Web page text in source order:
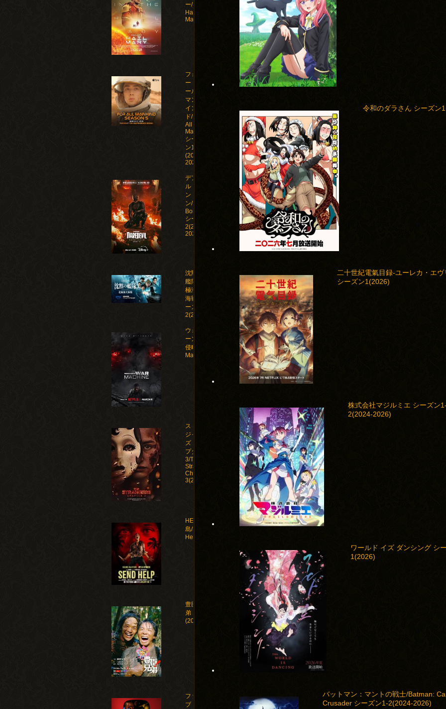
ー/Project
Hail
Mary(2026)
フォ
ー・オ
ール・
マンカ
イン
ド/For
All
Mankind
シーズ
ン1-5
(2019-
2026)
デアデビ
ル：ボー
ン・アゲイ
ン/Daredevil:
Born Again
シーズン1-
2(2025-
2026)
沈黙の
艦隊 北
極海大
海戦 シ
ーズン
2(2026)
ウォー・マシ
ーン: 未知なる
侵略者/War
Machine(2026)
ストレン
ジャー
ズ：チャ
プター
3/The
Strangers:
Chapter
3(2026)
HELP 復讐
島/Send
Help(2026)
豊臣兄
弟！
(2026)
ファイ
ブ・ナ
令和のダラさん シーズン
二十世紀電氣目録-ユーレカ・エヴ
シーズン1(2026)
株式会社マジルミエ シーズン
2(2024-2026)
ワールド イズ ダンシング シ
1(2026)
バットマン：マントの戦士/Batman:
Crusader シーズン1-2(2024-2026)